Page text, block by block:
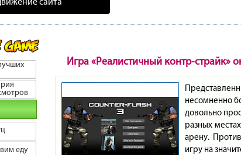
еду
Игра «Реалистичный контр-страйк»
несомненно
довольно
разных
арену.
игру на